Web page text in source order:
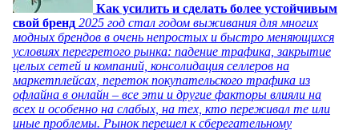
Как усилить и сделать более устойчивым
свой бренд 2025 год стал годом выживания для многих
модных брендов в очень непростых и быстро меняющихся
условиях перегретого рынка: падение трафика, закрытие
целых сетей и компаний, консолидация селлеров на
маркетплейсах, переток покупательского трафика из
офлайна в онлайн – все эти и другие факторы влияли на
всех и особенно на слабых, на тех, кто переживал те или
иные проблемы. Рынок перешел к сберегательному